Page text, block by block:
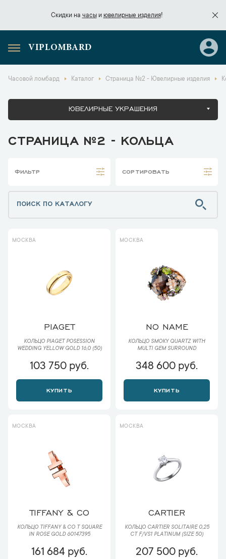
Скидки на часыи ювелирные изделия!
Скидки начасы
VIPLOMBARD
Часовой ломбард Каталог Страница №2 - Ювелирные изделия
ЮВЕЛИРНЫЕ УКРАШЕНИЯ
СТРАНИЦА №2 - КОЛЬЦА
ФИЛЬТР СОРТИРОВАТЬ
МОСКВА
PIAGET
КОЛЬЦО PIAGET POSESSION
WEDDING YELLOW GOLD 16,0 (50)
103 750 руб.
КУПИТЬ
МОСКВА
NO NAME
КОЛЬЦО SMOKY QUARTZ WITH
MULTI GEM SURROUND
348 600 руб.
КУПИТЬ
МОСКВА
TIFFANY & CO
КОЛЬЦО TIFFANY & CO T SQUARE
IN ROSE GOLD 60147395
161 684 руб.
МОСКВА
CARTIER
КОЛЬЦО CARTIER SOLITAIRE 0,25
CT F/VS1 PLATINUM (SIZE 50)
207 500 руб.